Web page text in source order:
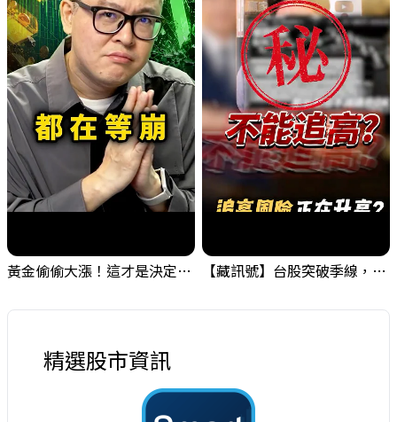
黃金偷偷大漲！這才是決定台股生死的「真風向球」！｜Mr.Jimmy高志銘 #黃金 #美元指數 #聯準會 【藏訊號】台股突破季線，週一我提醒了這個關鍵訊號
精選股市資訊